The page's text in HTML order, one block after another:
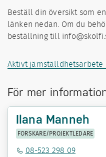
Beställ din översikt som
länken nedan. Om du
beställning till
Aktivt jämställdhetsarbete
För mer
Ilana Manneh
FORSKARE/PROJEKTLEDARE
08-523 298 09